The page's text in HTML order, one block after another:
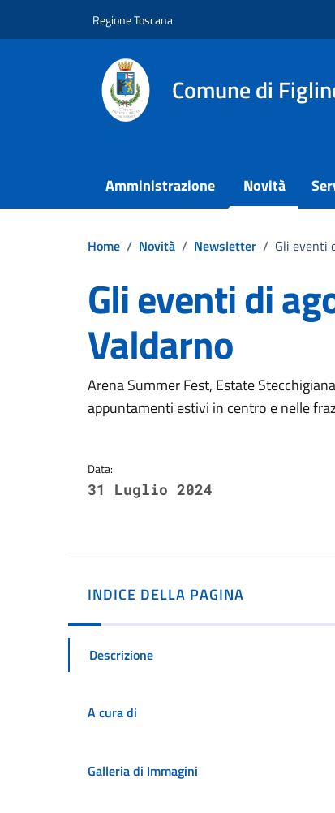
Regione Toscana
Comune di
Amministrazione Novità
Home / Novità / Newsletter / Gli eventi
Gli eventi di
Valdarno
Dettagli della
Arena Summer Fest, Estate
appuntamenti estivi in centro e nelle
Data:
31 Luglio 2024
INDICE DELLA PAGINA
Descrizione
A cura di
Galleria di Immagini